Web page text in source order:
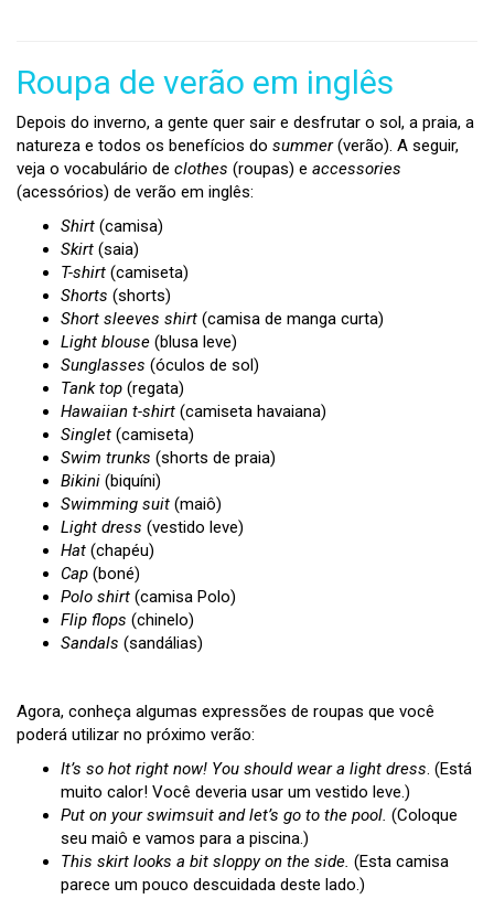
Roupa de verão em inglês
Depois do inverno, a gente quer sair e desfrutar o sol, a praia, a
natureza e todos os benefícios do summer(verão). A seguir,
veja o vocabulário de clothes (roupas) e accessories
(acessórios) de verão em inglês:
Shirt (camisa)
Skirt (saia)
T-shirt (camiseta)
Shorts (shorts)
Short sleeves shirt (camisa de manga curta)
Light blouse (blusa leve)
Sunglasses (óculos de sol)
Tank top (regata)
Hawaiian t-shirt (camiseta havaiana)
Singlet (camiseta)
Swim trunks (shorts de praia)
Bikini (biquíni)
Swimming suit (maiô)
Light dress (vestido leve)
Hat (chapéu)
Cap (boné)
Polo shirt (camisa Polo)
Flip flops (chinelo)
Sandals (sandálias)
Agora, conheça algumas expressões de roupas que você
poderá utilizar no próximo verão:
It’s so hot right now! You should wear a light dress. (Está
muito calor! Você deveria usar um vestido leve.)
Put on your swimsuit and let’s go to the pool. (Coloque
seu maiô e vamos para a piscina.)
This skirt looks a bit sloppy on the side. (Esta camisa
parece um pouco descuidada deste lado.)